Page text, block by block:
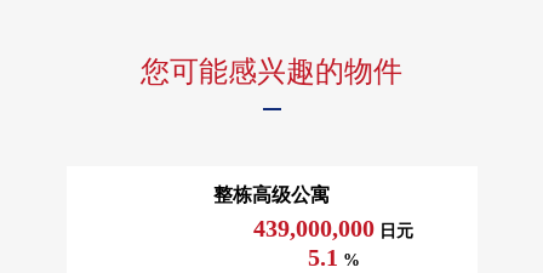
您可能感兴趣的物件
整栋高级公寓
439,000,000 日元
5.1 %